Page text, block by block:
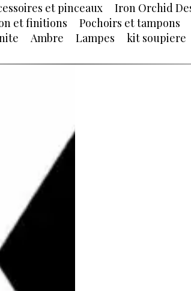
et pinceaux Iron Orchid
et finitions Pochoirs et tampons
Ambre Lampes kit soupiere